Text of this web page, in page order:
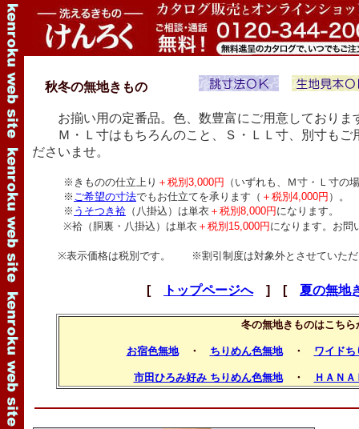
秋冬の無地きもの
お揃い用の定番品。色、数豊富にご用意しておりま
Ｍ・Ｌ寸はもちろんのこと、Ｓ・ＬＬ寸、別寸もご
ださいませ。
※きものの仕立上り ＋税別3,000円
（いずれも、Ｍ寸・Ｌ寸の
※ ご希望の寸法でもお仕立てを承ります（ ＋税別4,000円 ）。
※ うそつき袷 （八掛込）は単衣 ＋税別8,000円 になります。
※袷（胴裏・八掛込）は単衣 ＋税別15,000円 になります。お問
※表示価格は税別です。 ※割引制度は対象外とさせていただ
[ トップページへ] [ 夏の無地
冬の無地きものはこちら
お宿色無地・ ちりめん色無地・ ワイドち
市田ひろみ好み ちりめん色無地・ ＨＡＮ